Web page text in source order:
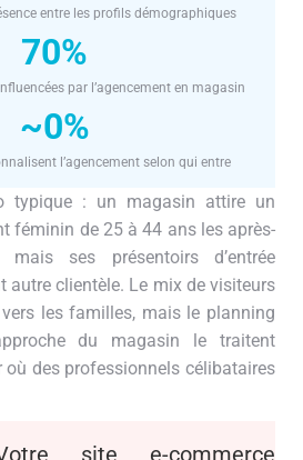
entre les profils démographiques
70%
par l’agencement en magasin
~0%
l’agencement selon qui entre
typique : un magasin attire un
féminin de 25 à 44 ans les après-
ses présentoirs d’entrée
autre clientèle. Le mix de visiteurs
les familles, mais le planning
du magasin le traitent
des professionnels célibataires
site e-commerce